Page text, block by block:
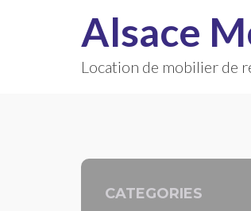
Alsace
Location de mobilier de
CATEGORIES